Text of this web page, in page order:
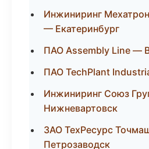
Инжиниринг
— Екатеринбург
ПАО Assembly Line —
ПАО TechPlant
Инжиниринг Союз
Нижневартовск
ЗАО ТехРесурс
Петрозаводск